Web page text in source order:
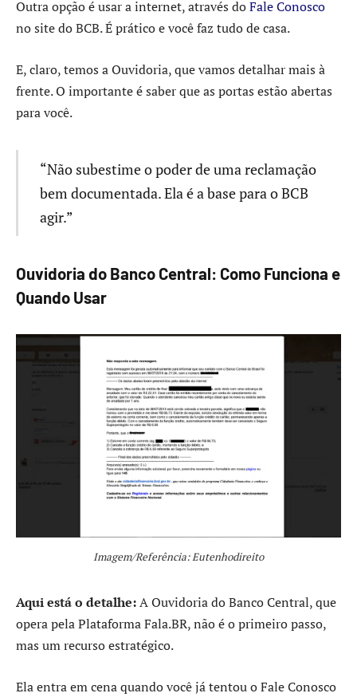
Outra opção é usar a internet, através doFale Conosco
no site do BCB. É prático e você faz tudo de casa.
E, claro, temos a Ouvidoria, que vamos detalhar mais à
frente. O importante é saber que as portas estão abertas
para você.
“Não subestime o poder de uma reclamação
bem documentada. Ela é a base para o BCB
agir.”
Ouvidoria do Banco Central: Como Funciona e
Quando Usar
Imagem/Referência: Eutenhodireito
Aqui está o detalhe:A Ouvidoria do Banco Central, que
opera pela Plataforma Fala.BR, não é o primeiro passo,
mas um recurso estratégico.
Ela entra em cena quando você já tentou o Fale Conosco